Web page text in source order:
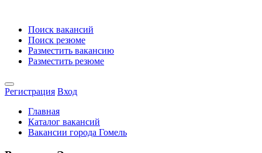
Поиск вакансий
Поиск резюме
Разместить вакансию
Разместить резюме
Регистрация Вход
Главная
Каталог вакансий
Вакансии города Гомель